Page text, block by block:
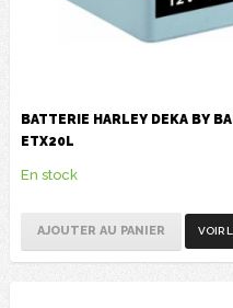
BATTERIE HARLEY DEKA BY
ETX20L
En stock
AJOUTER AU PANIER VOIR